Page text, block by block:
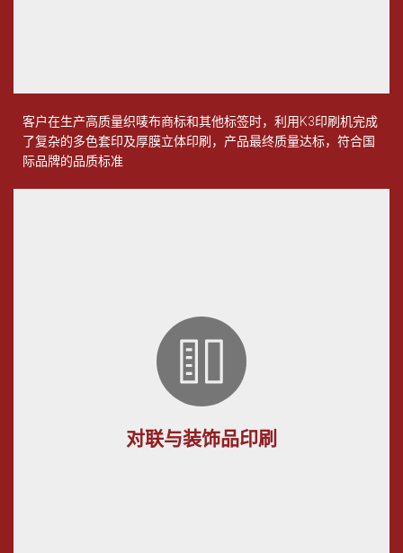
客户在生产高质量织唛布商标和其他标签时，利用K3印刷机完成
了复杂的多色套印及厚膜立体印刷，产品最终质量达标，符合国
际品牌的品质标准
对联与装饰品印刷